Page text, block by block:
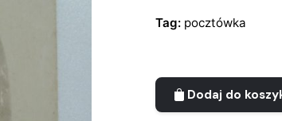
Tag: pocztówka
Dodaj do